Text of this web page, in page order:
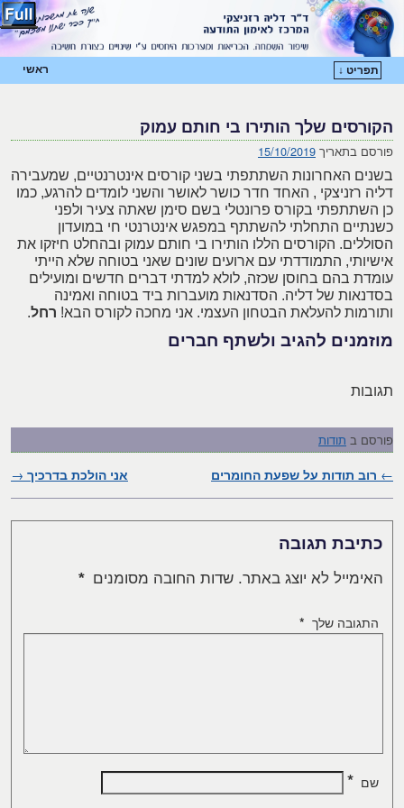
ראשי
תפריט ↓
הקורסים שלך הותירו בי חותם עמוק
פורסם בתאריך 15/10/2019
בשנים האחרונות השתתפתי בשני קורסים אינטרנטיים, שמעבירה
דליה רזניצקי , האחד חדר כושר לאושר והשני לומדים להרגע, כמו
כן השתתפתי בקורס פרונטלי בשם סימן שאתה צעיר ולפני
כשנתיים התחלתי להשתתף במפגש אינטרנטי חי במועדון
הסוללים. הקורסים הללו הותירו בי חותם עמוק ובהחלט חיזקו את
אישיותי, התמודדתי עם ארועים שונים שאני בטוחה שלא הייתי
עומדת בהם בחוסן שכזה, לולא למדתי דברים חדשים ומועילים
בסדנאות של דליה. הסדנאות מועברות ביד בטוחה ואמינה
ותורמות להעלאת הבטחון העצמי. אני מחכה לקורס הבא! רחל.
מוזמנים להגיב ולשתף חברים
תגובות
פורסם ב תודות
ניווט בפוסטים
← רוב תודות על שפעת החומרים אני הולכת בדרכיך →
כתיבת תגובה
האימייל לא יוצג באתר. שדות החובה מסומנים *
התגובה שלך *
שם *